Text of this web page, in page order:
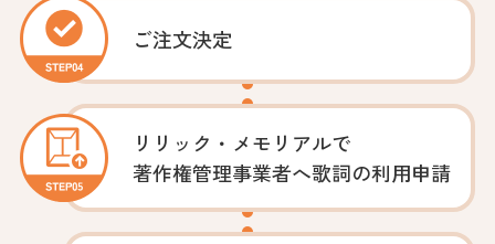
ご注文決定
リリック・メモリアルで
著作権管理事業者へ歌詞の利用申請